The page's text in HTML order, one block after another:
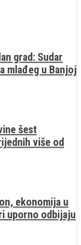
grad: Sudar
mlađeg u Banjoj
šest
više od
ekonomija u
uporno odbijaju